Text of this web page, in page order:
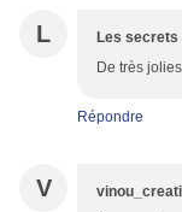
L Les secrets
De très
Répondre
V